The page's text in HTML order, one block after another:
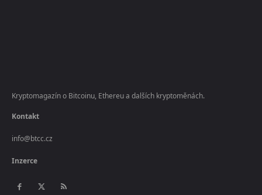
Kryptomagazín o Bitcoinu, Ethereu a dalších kryptoměnách.
Kontakt
info@btcc.cz
Inzerce